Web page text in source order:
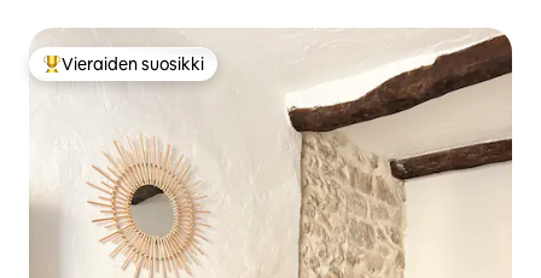
Vieraiden suosikkien parhaimmistoa
Vieraiden suosikki